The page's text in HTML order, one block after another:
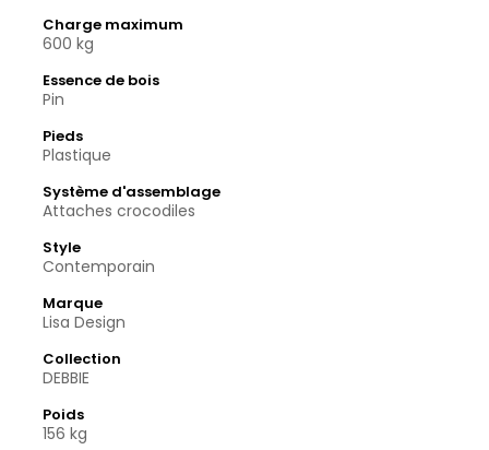
Charge maximum
600 kg
Essence de bois
Pin
Pieds
Plastique
Système d'assemblage
Attaches crocodiles
Style
Contemporain
Marque
Lisa Design
Collection
DEBBIE
Poids
156 kg